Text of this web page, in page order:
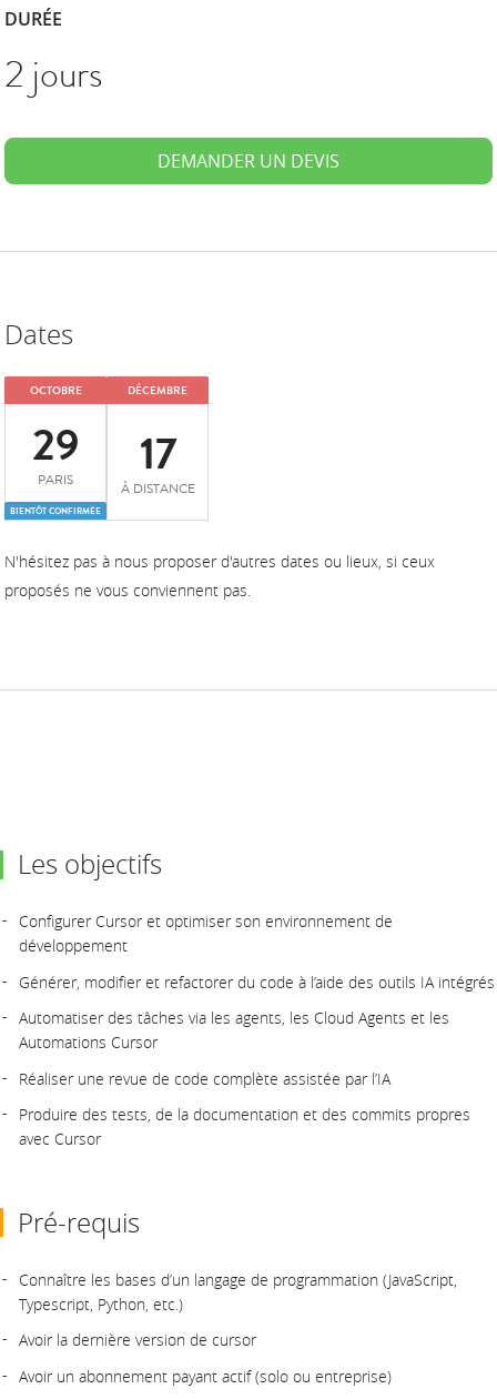
DURÉE
2 jours
DEMANDER UN DEVIS
Dates
OCTOBRE
29
PARIS
BIENTÔT CONFIRMÉE
DÉCEMBRE
17
À DISTANCE
N'hésitez pas à nous proposer d'autres dates ou lieux, si ceux
proposés ne vous conviennent pas.
Les objectifs
Configurer Cursor et optimiser son environnement de
développement
Générer, modifier et refactorer du code à l’aide des outils IA intégrés
Automatiser des tâches via les agents, les Cloud Agents et les
Automations Cursor
Réaliser une revue de code complète assistée par l’IA
Produire des tests, de la documentation et des commits propres
avec Cursor
Pré-requis
Connaître les bases d’un langage de programmation (JavaScript,
Typescript, Python, etc.)
Avoir la dernière version de cursor
Avoir un abonnement payant actif (solo ou entreprise)